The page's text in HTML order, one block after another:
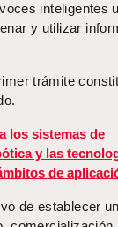
inteligentes
y utilizar
trámite
los sistemas de
y las
de
de establecer